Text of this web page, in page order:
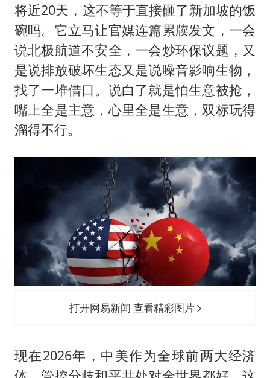
将近20天，这不等于直接砸了新加坡的饭
碗吗。它立马让官媒连篇累牍发文，一会
说北极航道不安全，一会炒环保议题，又
是说排放破坏生态又是说噪音影响生物，
找了一堆借口。说白了就是怕生意被抢，
嘴上全是主意，心里全是生意，双标玩得
溜得不行。
打开网易新闻 查看精彩图片
现在2026年，中美作为全球前两大经济